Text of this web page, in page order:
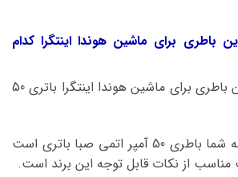
باطری برای ماشین هوندا اینتگرا کدام
بهترین و مناسب ترین باطری برای ماشین هوندا اینتگرا باتری 50
باطری پیشنهادی ما به شما باطری 50 آمپر اتمی صبا باتری است
مناسب از نکات قابل توجه این برند است.